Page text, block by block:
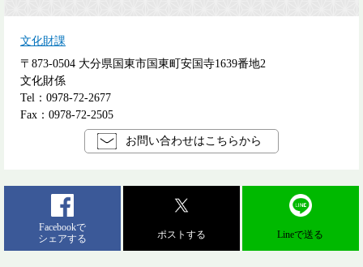
文化財課
〒873-0504 大分県国東市国東町安国寺1639番地2
文化財係
Tel：0978-72-2677
Fax：0978-72-2505
お問い合わせはこちらから
Facebookで
シェアする
ポストする Lineで送る